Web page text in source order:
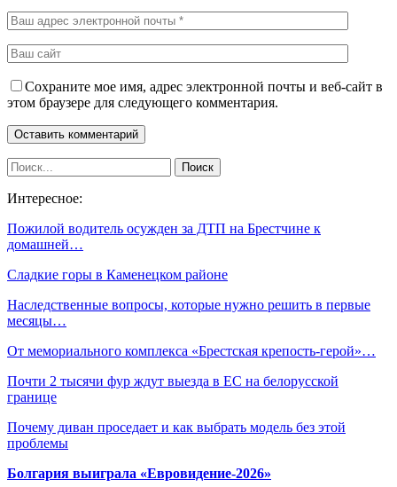
Сохраните мое имя, адрес электронной почты и веб-сайт в
этом браузере для следующего комментария.
Интересное:
Пожилой водитель осужден за ДТП на Брестчине к
домашней…
Сладкие горы в Каменецком районе
Наследственные вопросы, которые нужно решить в первые
месяцы…
От мемориального комплекса «Брестская крепость-герой»…
Почти 2 тысячи фур ждут выезда в ЕС на белорусской
границе
Почему диван проседает и как выбрать модель без этой
проблемы
Болгария выиграла «Евровидение-2026»